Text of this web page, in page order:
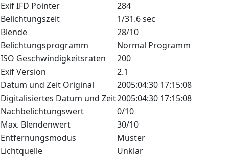
Exif IFD Pointer
284
Belichtungszeit
1/31.6 sec
Blende
28/10
Belichtungsprogramm
Normal Programm
ISO Geschwindigkeitsraten
200
Exif Version
2.1
Datum und Zeit Original
2005:04:30 17:15:08
Digitalisiertes Datum und Zeit2005:04:30 17:15:08
Nachbelichtungswert
0/10
Max. Blendenwert
30/10
Entfernungsmodus
Muster
Lichtquelle
Unklar